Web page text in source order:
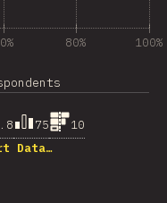
80% 100%
75
10
Data…